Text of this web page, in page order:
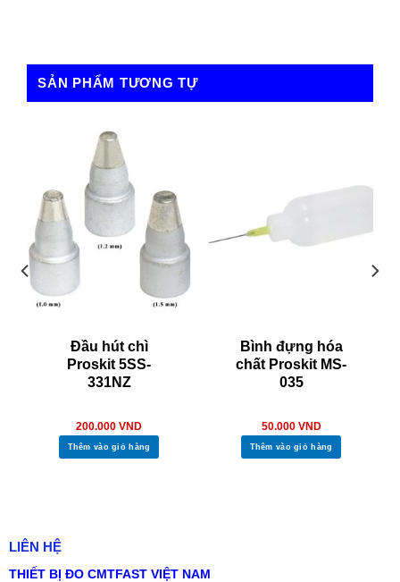
SẢN PHẨM TƯƠNG TỰ
Đầu hút chì
Proskit 5SS-
331NZ
200.000 VND
Thêm vào giỏ hàng
Bình đựng hóa
chất Proskit MS-
035
50.000 VND
Thêm vào giỏ hàng
LIÊN HỆ
THIẾT BỊ ĐO CMTFAST VIỆT NAM